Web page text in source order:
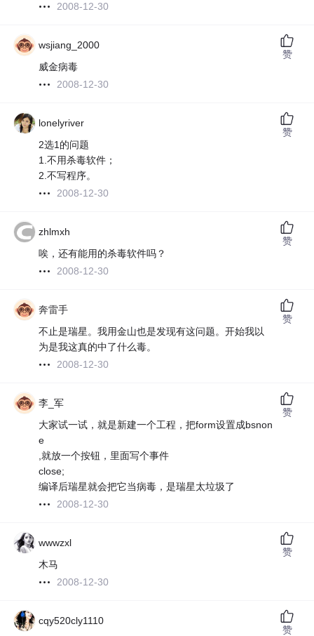
2008-12-30
wsjiang_2000
威金病毒
2008-12-30
赞
lonelyriver
2选1的问题
1.不用杀毒软件；
2.不写程序。
2008-12-30
赞
zhlmxh
唉，还有能用的杀毒软件吗？
2008-12-30
赞
奔雷手
不止是瑞星。我用金山也是发现有这问题。开始我以
为是我这真的中了什么毒。
2008-12-30
赞
李_军
大家试一试，就是新建一个工程，把form设置成bsnon
e
,就放一个按钮，里面写个事件
close;
编译后瑞星就会把它当病毒，是瑞星太垃圾了
2008-12-30
赞
wwwzxl
木马
2008-12-30
赞
cqy520cly1110
赞